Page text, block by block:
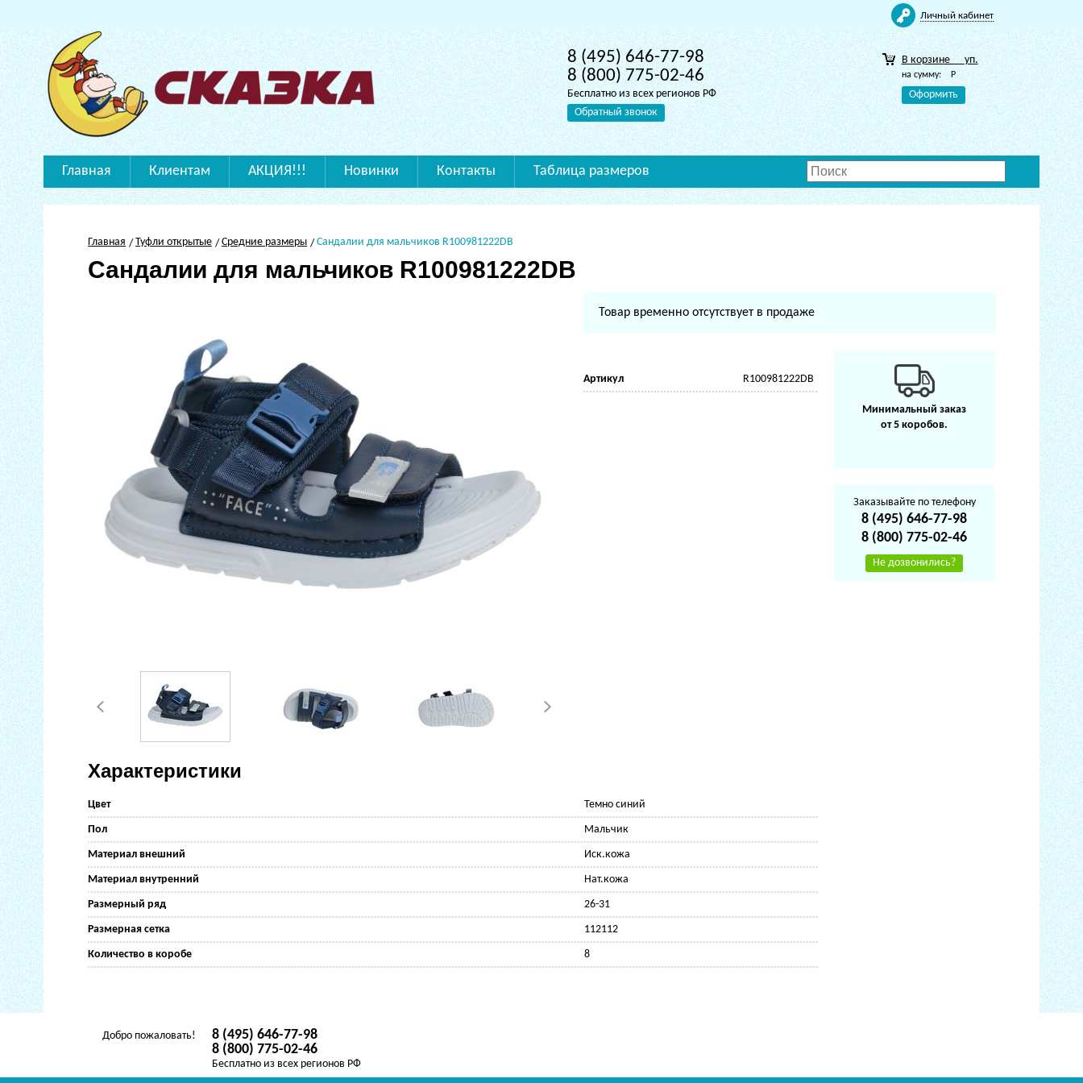
Личный кабинет
8 (495) 646-77-98
8 (800) 775-02-46
Бесплатно из всех регионов РФ
Обратный звонок
В корзине уп.
на сумму: Р
Оформить
Главная Клиентам АКЦИЯ!!! Новинки Контакты Таблица размеров
Главная Туфли открытые Средние размеры Сандалии для мальчиков R100981222DB
Сандалии для мальчиков R100981222DB
Товар временно отсутствует в продаже
Артикул R100981222DB
Характеристики
Цвет Темно синий
Пол Мальчик
Материал внешний Иск.кожа
Материал внутренний Нат.кожа
Размерный ряд 26-31
Размерная сетка 112112
Количество в коробе 8
Минимальный заказ
от 5 коробов.
Заказывайте по телефону
8 (495) 646-77-98
8 (800) 775-02-46
Не дозвонились?
Добро пожаловать!
8 (495) 646-77-98
8 (800) 775-02-46
Бесплатно из всех регионов РФ